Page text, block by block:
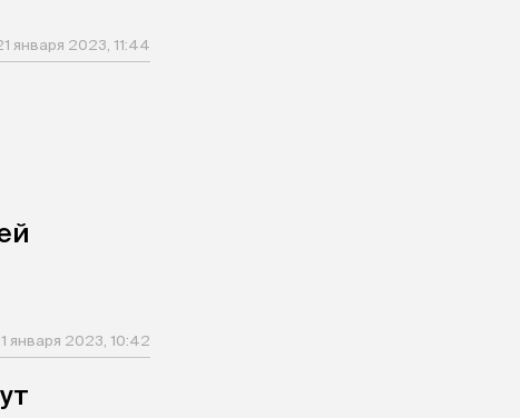
января 2023, 11:44
января 2023, 10:42